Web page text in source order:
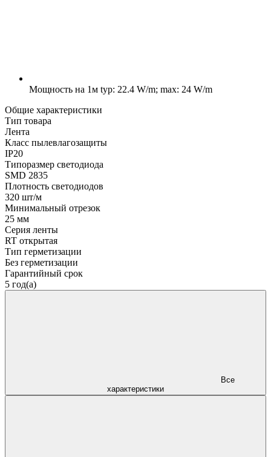
Мощность на 1м typ: 22.4 W/m; max: 24 W/m
Общие характеристики
Тип товара
Лента
Класс пылевлагозащиты
IP20
Типоразмер светодиода
SMD 2835
Плотность светодиодов
320 шт/м
Минимальный отрезок
25 мм
Серия ленты
RT открытая
Тип герметизации
Без герметизации
Гарантийный срок
5 год(а)
характеристики